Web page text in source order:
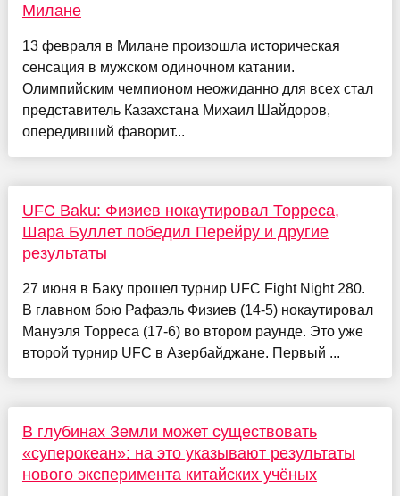
Милане
13 февраля в Милане произошла историческая
сенсация в мужском одиночном катании.
Олимпийским чемпионом неожиданно для всех стал
представитель Казахстана Михаил Шайдоров,
опередивший фаворит...
UFC Baku: Физиев нокаутировал Торреса,
Шара Буллет победил Перейру и другие
результаты
27 июня в Баку прошел турнир UFC Fight Night 280.
В главном бою Рафаэль Физиев (14-5) нокаутировал
Мануэля Торреса (17-6) во втором раунде. Это уже
второй турнир UFC в Азербайджане. Первый ...
В глубинах Земли может существовать
«суперокеан»: на это указывают результаты
нового эксперимента китайских учёных